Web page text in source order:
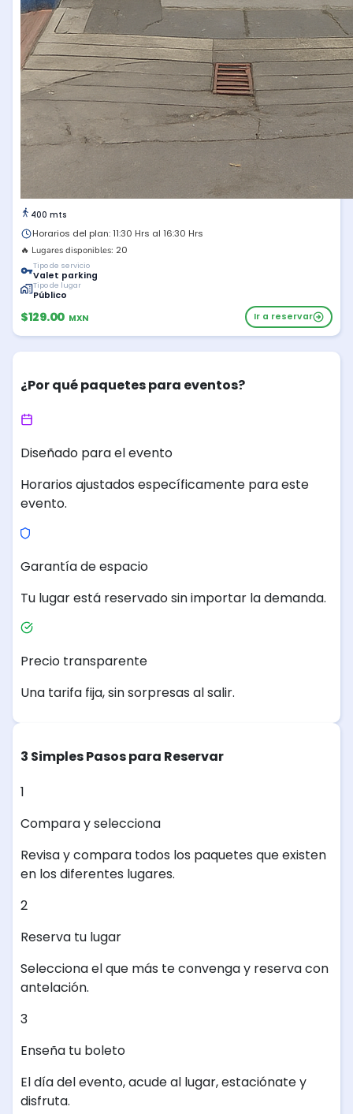
400 mts
Horarios del plan: 11:30 Hrs al 16:30 Hrs
🔥 Lugares disponibles: 20
Tipo de servicio
Valet parking
Tipo de lugar
Público
$129.00 MXN Ir a reservar
¿Por qué paquetes para eventos?
Diseñado para el evento
Horarios ajustados específicamente para este
evento.
Garantía de espacio
Tu lugar está reservado sin importar la demanda.
Precio transparente
Una tarifa fija, sin sorpresas al salir.
3 Simples Pasos para Reservar
1
Compara y selecciona
Revisa y compara todos los paquetes que existen
en los diferentes lugares.
2
Reserva tu lugar
Selecciona el que más te convenga y reserva con
antelación.
3
Enseña tu boleto
El día del evento, acude al lugar, estaciónate y
disfruta.